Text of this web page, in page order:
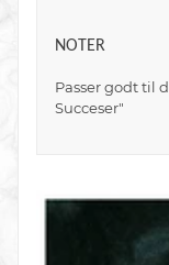
NOTER
Passer godt til
Succeser"